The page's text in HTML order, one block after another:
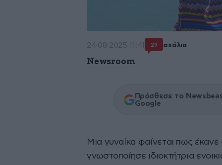
24·08·2025 11:41 29 σχόλια
Newsroom
Πρόσθεσε το
Google
Μια γυναίκα φαίνεται πως έκανε
γνωστοποίησε ιδιοκτήτρια